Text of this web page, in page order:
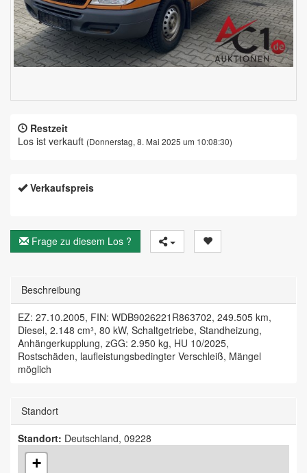
Restzeit
Los ist verkauft (Donnerstag, 8. Mai 2025 um 10:08:30)
Verkaufspreis
Frage zu diesem Los ?
Beschreibung
EZ: 27.10.2005, FIN: WDB9026221R863702, 249.505 km,
Diesel, 2.148 cm³, 80 kW, Schaltgetriebe, Standheizung,
Anhängerkupplung, zGG: 2.950 kg, HU 10/2025,
Rostschäden, laufleistungsbedingter Verschleiß, Mängel
möglich
Standort
Standort: Deutschland, 09228
+